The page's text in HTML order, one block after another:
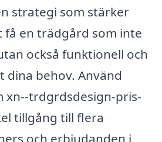
strategi som stärker
få en trädgård som inte
också funktionell och
dina behov. Använd
xn--trdgrdsdesign-pris-
tillgång till flera
och erbjudanden i